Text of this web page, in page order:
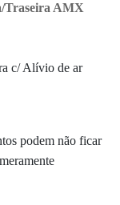
Traseira AMX
c/ Alívio de ar
podem não ficar